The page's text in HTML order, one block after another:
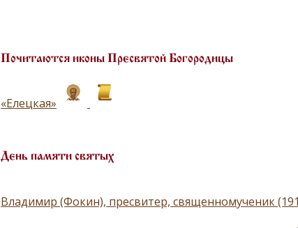
Почитаются иконы Пресвятой Богородицы
«Елецкая»
День памяти святых
Владимир (Фокин), пресвитер, священномученик